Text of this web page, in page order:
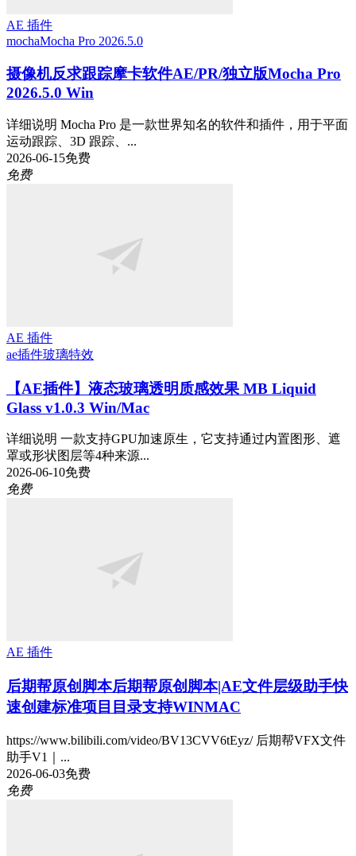
AE 插件
mochaMocha Pro 2026.5.0
摄像机反求跟踪摩卡软件AE/PR/独立版Mocha Pro
2026.5.0 Win
详细说明 Mocha Pro 是一款世界知名的软件和插件，用于平面
运动跟踪、3D 跟踪、...
2026-06-15免费
免费
AE 插件
ae插件玻璃特效
【AE插件】液态玻璃透明质感效果 MB Liquid
Glass v1.0.3 Win/Mac
详细说明 一款支持GPU加速原生，它支持通过内置图形、遮
罩或形状图层等4种来源...
2026-06-10免费
免费
AE 插件
后期帮原创脚本后期帮原创脚本|AE文件层级助手快
速创建标准项目目录支持WINMAC
https://www.bilibili.com/video/BV13CVV6tEyz/ 后期帮VFX文件
助手V1｜...
2026-06-03免费
免费